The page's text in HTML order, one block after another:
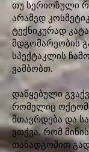
თუ სერიოზული
არამედ
ტექნიკურად
მდგომარეობის
სპექტაკლის
ვამბობთ.
დაწყებული
რომელიც
მთავრდება და
ვთქვა, რომ
თანადგომით